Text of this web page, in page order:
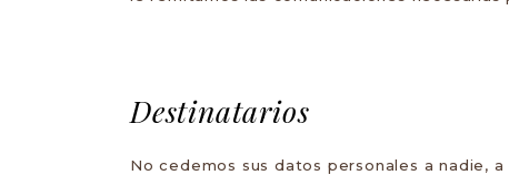
Destinatarios
No cedemos sus datos personales a nadie,